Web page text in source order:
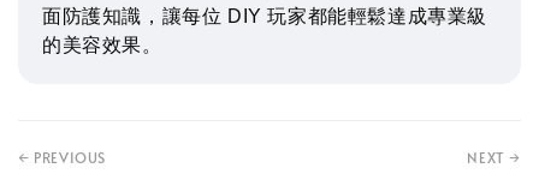
面防護知識，讓每位 DIY 玩家都能輕鬆達成專業級
的美容效果。
← PREVIOUS NEXT →